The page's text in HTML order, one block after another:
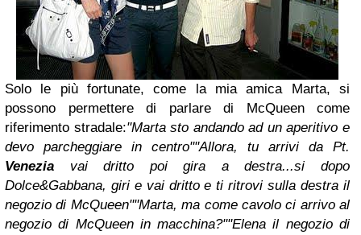
Solo le più fortunate, come la mia amica Marta, si
possono permettere di parlare di McQueen come
riferimento stradale:"Marta sto andando ad un aperitivo e
devo parcheggiare in centro""Allora, tu arrivi da Pt.
Venezia vai dritto poi gira a destra...si dopo
Dolce&Gabbana, giri e vai dritto e ti ritrovi sulla destra il
negozio di McQueen""Marta, ma come cavolo ci arrivo al
negozio di McQueen in macchina?""Elena il negozio di